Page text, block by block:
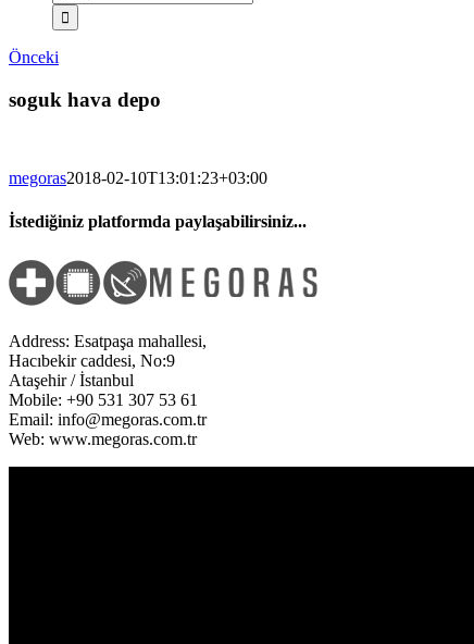
Önceki
soguk hava depo
megoras2018-02-10T13:01:23+03:00
İstediğiniz platformda paylaşabilirsiniz...
Facebook
Twitter
LinkedIn
Address: Esatpaşa mahallesi,
Hacıbekir caddesi, No:9
Ataşehir / İstanbul
Mobile: +90 531 307 53 61
Email: info@megoras.com.tr
Web: www.megoras.com.tr